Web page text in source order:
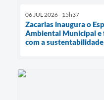
06 JUL 2026 - 15h37
Zacarias inaugura o
Ambiental Municipal e
com a sustentabilidade